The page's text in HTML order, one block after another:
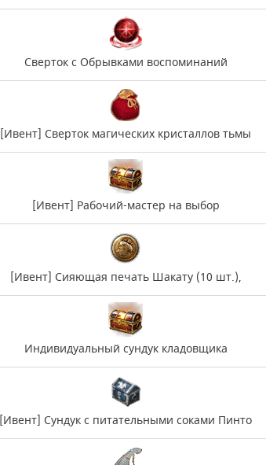
Сверток с Обрывками воспоминаний
[Ивент] Сверток магических кристаллов тьмы
[Ивент] Рабочий-мастер на выбор
[Ивент] Сияющая печать Шакату (10 шт.),
Индивидуальный сундук кладовщика
[Ивент] Сундук с питательными соками Пинто